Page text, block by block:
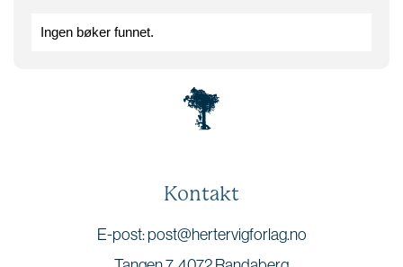
Ingen bøker funnet.
Kontakt
E-post: post@hertervigforlag.no